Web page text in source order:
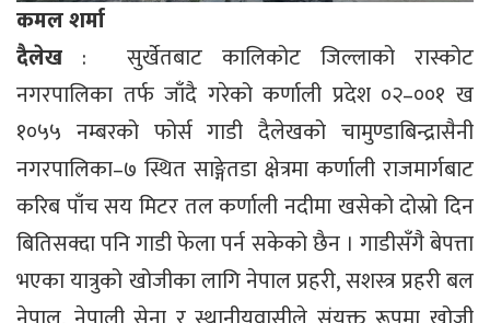
कमल शर्मा
दैलेख : सुर्खेतबाट कालिकोट जिल्लाको रास्कोट
नगरपालिका तर्फ जाँदै गरेको कर्णाली प्रदेश ०२–००१ ख
१०५५ नम्बरको फोर्स गाडी दैलेखको चामुण्डाबिन्द्रासैनी
नगरपालिका–७ स्थित साङ्गेतडा क्षेत्रमा कर्णाली राजमार्गबाट
करिब पाँच सय मिटर तल कर्णाली नदीमा खसेको दोस्रो दिन
बितिसक्दा पनि गाडी फेला पर्न सकेको छैन । गाडीसँगै बेपत्ता
भएका यात्रुको खोजीका लागि नेपाल प्रहरी, सशस्त्र प्रहरी बल